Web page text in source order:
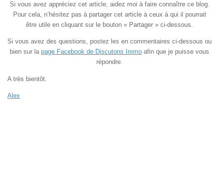
Si vous avez appréciez cet article, aidez moi à faire connaître ce blog.
Pour cela, n’hésitez pas à partager cet article à ceux à qui il pourrait
être utile en cliquant sur le bouton « Partager » ci-dessous.
Si vous avez des questions, postez les en commentaires ci-dessous ou
bien sur la page Facebook de Discutons Immo afin que je puisse vous
répondre.
A très bientôt.
Alex